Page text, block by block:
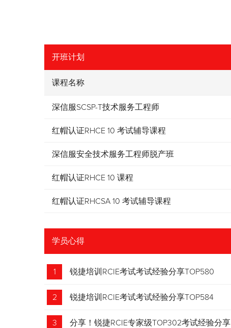
开班计划
课程名称
深信服SCSP-T技术服务工程师
红帽认证RHCE 10 考试辅导课程
深信服安全技术服务工程师脱产班
红帽认证RHCE 10 课程
红帽认证RHCSA 10 考试辅导课程
学员心得
1 锐捷培训RCIE考试考试经验分享TOP580
2 锐捷培训RCIE考试考试经验分享TOP584
3 分享！锐捷RCIE专家级TOP302考试经验分享